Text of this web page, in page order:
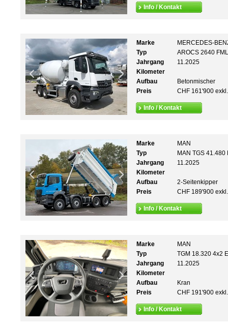
Info / Kontakt
Marke
MERCEDES-
Typ
AROCS 2640
Jahrgang
11.2025
Kilometer
Aufbau
Betonmischer
Preis
CHF 161'900
Info / Kontakt
Marke
MAN
Typ
MAN TGS
Jahrgang
11.2025
Kilometer
Aufbau
2-Seitenkipper
Preis
CHF 189'900
Info / Kontakt
Marke
MAN
Typ
TGM 18.320 4x2
Jahrgang
11.2025
Kilometer
Aufbau
Kran
Preis
CHF 191'900
Info / Kontakt